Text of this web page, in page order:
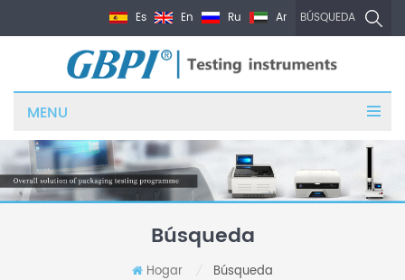
BÚSQUEDA
Es En Ru Ar
MENU
Búsqueda
Hogar Búsqueda